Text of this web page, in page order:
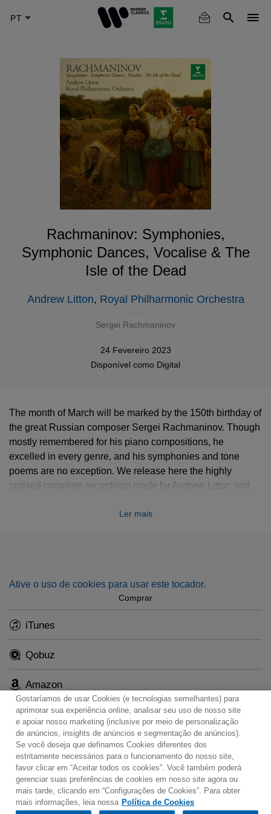
Rachmaninov: Symphonies,
Symphonic Dances, Vocalise & The
Isle of the Dead
Andrew Litton, Royal Philharmonic Orchestra
Sergei Rachmaninov
24 Fevereiro 2023
Disponível como Digital
The month of March will be marked by the 150th birthday of
the great Russian composer Sergei Rachmaninov. Though
mostly remembered for his piano compositions, he
excelled in every genre, and his symphonies and tone
poems are no exception. We release here the highly
praised complete recordings made by Andrew Litton and
in its instrumental version, and the
Ler mais
Ative o uso de cookies para usar este tocador.
Comprar
iTunes
Qobuz
Amazon
Contato Boletim de Notícias
Termos de Uso
Política de Privacidade
Mapa do Site
Política de Cookies
Configurações de Cookies
Would you prefer to visit our website in English?
Gostaríamos de usar Cookies (e tecnologias semelhantes) para
aprimorar sua experiência online, analisar seu uso de nosso site
e apoiar nosso marketing (inclusive por meio de personalização
de anúncios, insights de anúncios e segmentação de anúncios).
Se você deseja que definamos Cookies diferentes dos
estritamente necessários para o funcionamento do nosso site,
favor clicar em “Aceitar todos os cookies”. Você também poderá
gerenciar suas preferências de cookies em nosso site agora ou
mais tarde, clicando em “Configurações de Cookies”. Para obter
mais informações, leia nossa Política de Cookies